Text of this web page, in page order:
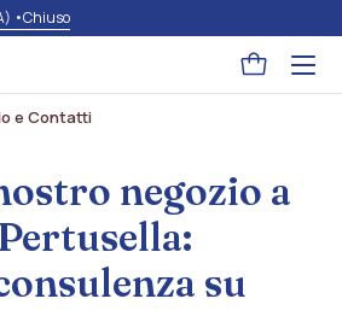
•Chiuso
Pagina
carrello
e Contatti
negozio a
su